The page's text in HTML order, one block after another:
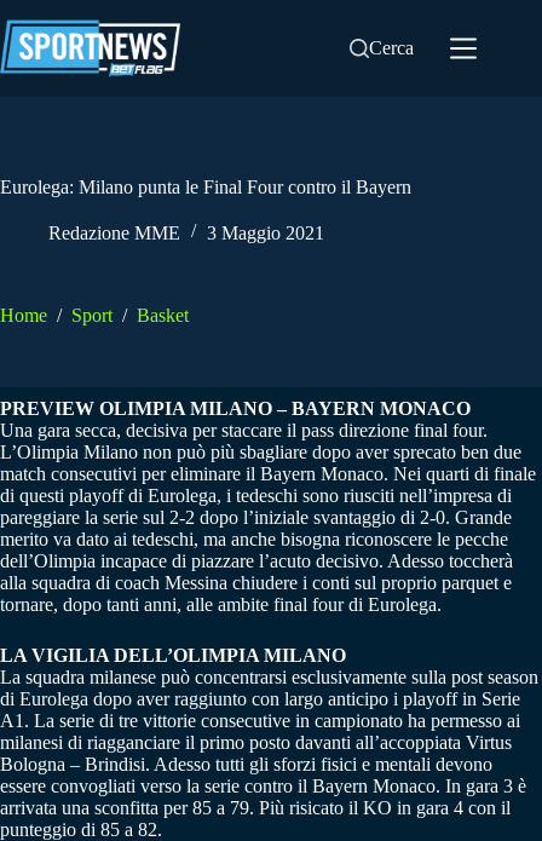
al
contenuto
Cerca
Eurolega: Milano punta le Final Four contro il Bayern
Redazione MME 3 Maggio 2021
Home / Sport / Basket
PREVIEW OLIMPIA MILANO – BAYERN MONACO
Una gara secca, decisiva per staccare il pass direzione final four.
L’Olimpia Milano non può più sbagliare dopo aver sprecato ben due
match consecutivi per eliminare il Bayern Monaco. Nei quarti di finale
di questi playoff di Eurolega, i tedeschi sono riusciti nell’impresa di
pareggiare la serie sul 2-2 dopo l’iniziale svantaggio di 2-0. Grande
merito va dato ai tedeschi, ma anche bisogna riconoscere le pecche
dell’Olimpia incapace di piazzare l’acuto decisivo. Adesso toccherà
alla squadra di coach Messina chiudere i conti sul proprio parquet e
tornare, dopo tanti anni, alle ambite final four di Eurolega.
LA VIGILIA DELL’OLIMPIA MILANO
La squadra milanese può concentrarsi esclusivamente sulla post season
di Eurolega dopo aver raggiunto con largo anticipo i playoff in Serie
A1. La serie di tre vittorie consecutive in campionato ha permesso ai
milanesi di riagganciare il primo posto davanti all’accoppiata Virtus
Bologna – Brindisi. Adesso tutti gli sforzi fisici e mentali devono
essere convogliati verso la serie contro il Bayern Monaco. In gara 3 è
arrivata una sconfitta per 85 a 79. Più risicato il KO in gara 4 con il
punteggio di 85 a 82.